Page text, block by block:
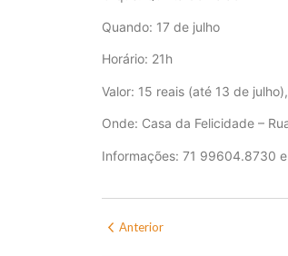
Quando: 17 de julho
Horário: 21h
Valor: 15 reais (até 13 de
Onde: Casa da Felicidade –
Informações: 71 99604.8730
Anterior